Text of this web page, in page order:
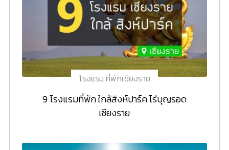
โรงแรม ที่พักเชียงราย
9 โรงแรมที่พัก ใกล้สิงห์ปาร์ค ไร่บุญรอด
เชียงราย